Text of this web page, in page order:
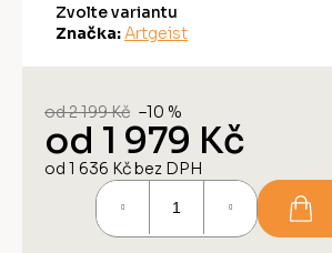
Zvolte variantu
Značka: Artgeist
od 2 199 Kč –10 %
od 1 979 Kč
od 1 636 Kčbez DPH